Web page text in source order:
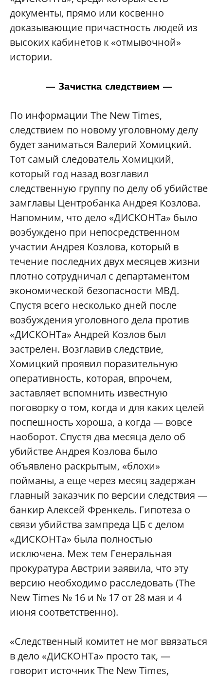
документы, прямо или косвенно
доказывающие причастность людей из
высоких кабинетов к «отмывочной»
истории.
— Зачистка следствием —
По информации The New Times,
следствием по новому уголовному делу
будет заниматься Валерий Хомицкий.
Тот самый следователь Хомицкий,
который год назад возглавил
следственную группу по делу об убийстве
замглавы Центробанка Андрея Козлова.
Напомним, что дело «ДИСКОНТа» было
возбуждено при непосредственном
участии Андрея Козлова, который в
течение последних двух месяцев жизни
плотно сотрудничал с департаментом
экономической безопасности МВД.
Спустя всего несколько дней после
возбуждения уголовного дела против
«ДИСКОНТа» Андрей Козлов был
застрелен. Возглавив следствие,
Хомицкий проявил поразительную
оперативность, которая, впрочем,
заставляет вспомнить известную
поговорку о том, когда и для каких целей
поспешность хороша, а когда — вовсе
наоборот. Спустя два месяца дело об
убийстве Андрея Козлова было
объявлено раскрытым, «блохи»
пойманы, а еще через месяц задержан
главный заказчик по версии следствия —
банкир Алексей Френкель. Гипотеза о
связи убийства зампреда ЦБ с делом
«ДИСКОНТа» была полностью
исключена. Меж тем Генеральная
прокуратура Австрии заявила, что эту
версию необходимо расследовать (The
New Times № 16 и № 17 от 28 мая и 4
июня соответственно).
«Следственный комитет не мог ввязаться
в дело «ДИСКОНТа» просто так, —
говорит источник The New Times,